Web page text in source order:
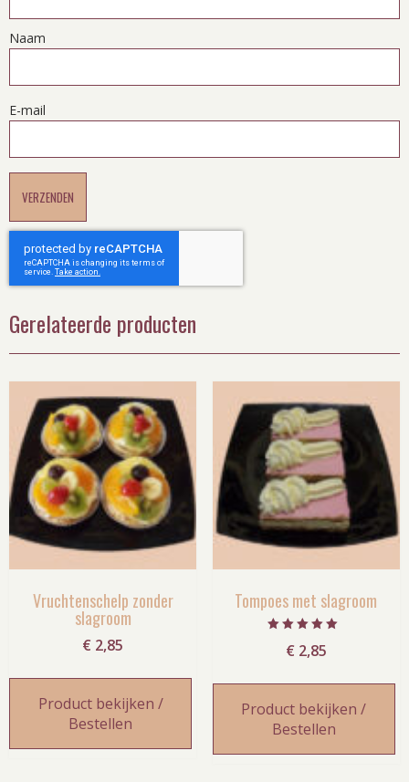
Naam
E-mail
Gerelateerde producten
Vruchtenschelp zonder
slagroom
€ 2,85
Product bekijken /
Bestellen
Tompoes met slagroom
5.00
uit 5
€ 2,85
Product bekijken /
Bestellen